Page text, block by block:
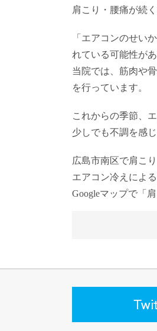
肩こり・腰痛が続
「エアコンのせい
れている可能性があ
当院では、筋肉や
を行っています。
これからの季節、
少しでも不調を感
広島市南区で肩こ
エアコン冷えによ
Googleマップで「